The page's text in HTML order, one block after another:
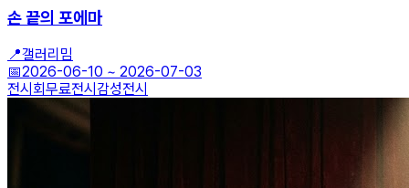
손 끝의 포에마
📍갤러리밈
📅2026-06-10 ~ 2026-07-03
전시회무료전시 감성전시